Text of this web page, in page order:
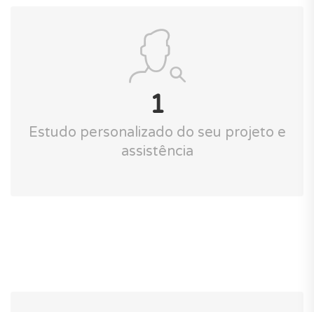
1
Estudo personalizado do seu projeto e
assistência